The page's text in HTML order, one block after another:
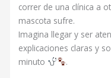
correr de una clínica a
mascota sufre.
Imagina llegar y ser
explicaciones claras y
minuto
.